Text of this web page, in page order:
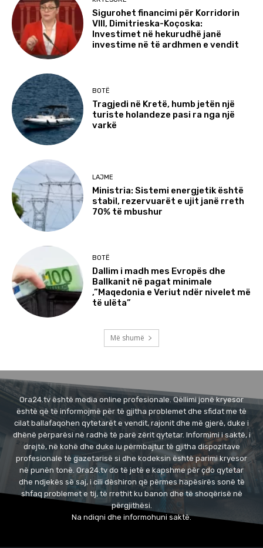
Sigurohet financimi për Korridorin
VIII, Dimitrieska-Koçoska:
Investimet në hekurudhë janë
investime në të ardhmen e vendit
BOTË
Tragjedi në Kretë, humb jetën një
turiste holandeze pasi ra nga një
varkë
LAJME
Ministria: Sistemi energjetik është
stabil, rezervuarët e ujit janë rreth
70% të mbushur
BOTË
Dallim i madh mes Evropës dhe
Ballkanit në pagat minimale
,”Maqedonia e Veriut ndër nivelet më
të ulëta”
Më shumë
Ora24.tv është media online profesionale. Qëllimi jonë kryesor
është që të informojmë për të gjitha problemet dhe sfidat me të
cilat ballafaqohen qytetarët e vendit, rajonit dhe më gjerë, duke i
dhënë përparësi në radhë të parë zërit qytetar. Informimi i saktë, i
drejtë, në kohë dhe duke iu përmbajtur të gjitha dispozitave
profesionale të gazetarisë si dhe kodeksin është parimi kryesor
në punën tonë. Ora24.tv do të jetë e kapshme për çdo qytetar
dhe ndjekës së saj, i cili dëshiron që përmes hapësirës sonë të
shfaq problemet e tij, të rrethit ku banon dhe të shoqërisë në
përgjithësi.
Na ndiqni dhe informohuni saktë.